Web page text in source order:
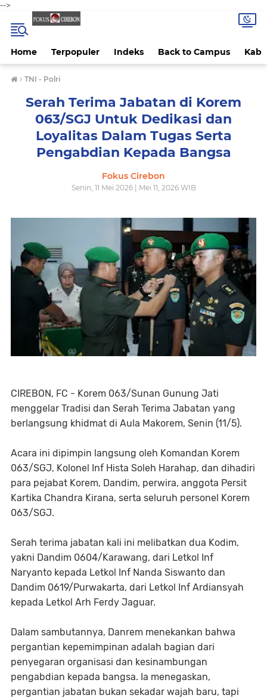
-->
Home Terpopuler Indeks Back to Campus Kab
› TNI - Polri
Serah Terima Jabatan di Korem
063/SGJ Untuk Dedikasi dan
Loyalitas Dalam Tugas Serta
Pengabdian Kepada Bangsa
Fokus Cirebon
Senin, 11 Mei 2026 | Mei 11, 2026 WIB
CIREBON, FC - Korem 063/Sunan Gunung Jati
menggelar Tradisi dan Serah Terima Jabatan yang
berlangsung khidmat di Aula Makorem, Senin (11/5).
Acara ini dipimpin langsung oleh Komandan Korem
063/SGJ, Kolonel Inf Hista Soleh Harahap, dan dihadiri
para pejabat Korem, Dandim, perwira, anggota Persit
Kartika Chandra Kirana, serta seluruh personel Korem
063/SGJ.
Serah terima jabatan kali ini melibatkan dua Kodim,
yakni Dandim 0604/Karawang, dari Letkol Inf
Naryanto kepada Letkol Inf Nanda Siswanto dan
Dandim 0619/Purwakarta, dari Letkol Inf Ardiansyah
kepada Letkol Arh Ferdy Jaguar.
Dalam sambutannya, Danrem menekankan bahwa
pergantian kepemimpinan adalah bagian dari
penyegaran organisasi dan kesinambungan
pengabdian kepada bangsa. Ia menegaskan,
pergantian jabatan bukan sekadar wajah baru, tapi